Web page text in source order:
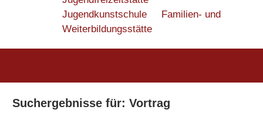
Jugendkunstschule
Familien- und
Weiterbildungsstätte
Suchergebnisse für:Vortrag